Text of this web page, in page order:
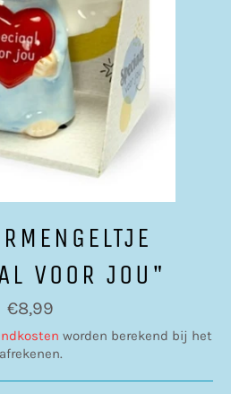
VOOR JOU"
Normale
prijs
€8,99
worden berekend bij het
afrekenen.